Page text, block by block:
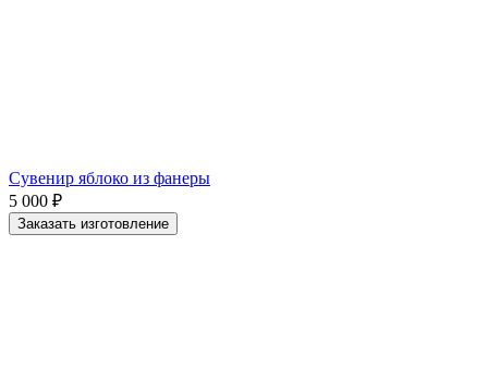
Сувенир яблоко из фанеры
5 000 ₽
Заказать изготовление